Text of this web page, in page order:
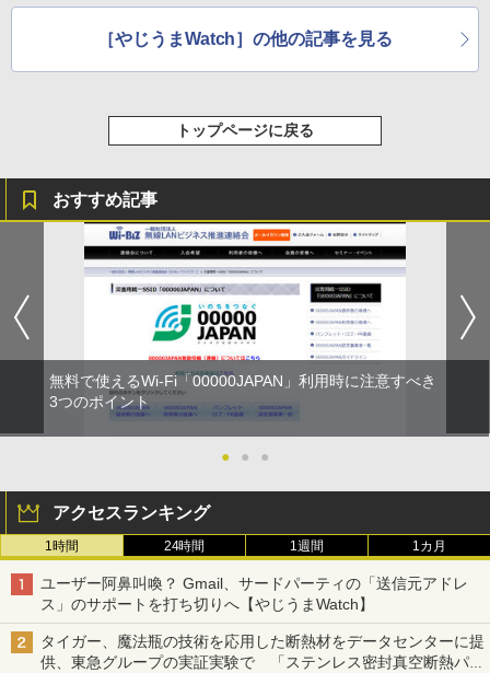
［やじうまWatch］の他の記事を見る
トップページに戻る
おすすめ記事
無料で使えるWi-Fi「00000JAPAN」利用時に注意すべき
3つのポイント
● ● ●
アクセスランキング
1時間 24時間 1週間 1カ月
ユーザー阿鼻叫喚？ Gmail、サードパーティの「送信元アドレ
ス」のサポートを打ち切りへ【やじうまWatch】
タイガー、魔法瓶の技術を応用した断熱材をデータセンターに提
供、東急グループの実証実験で 「ステンレス密封真空断熱パネ